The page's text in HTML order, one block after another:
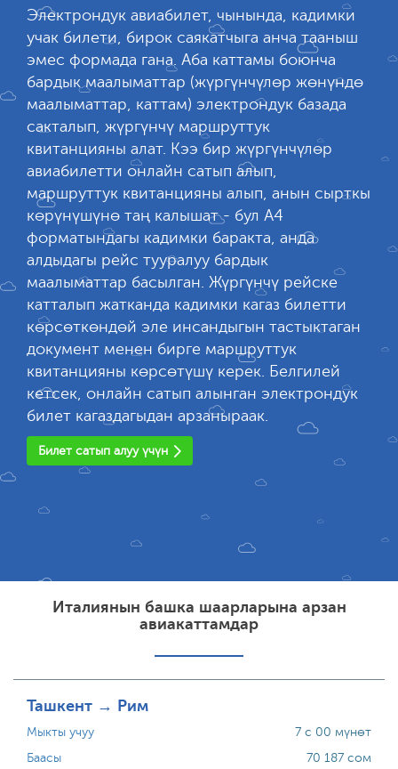
Электрондук авиабилет, чынында, кадимки
учак билети, бирок саякатчыга анча тааныш
эмес формада гана. Аба каттамы боюнча
бардык маалыматтар (жүргүнчүлөр жөнүндө
маалыматтар, каттам) электрондук базада
сакталып, жүргүнчү маршруттук
квитанцияны алат. Кээ бир жүргүнчүлөр
авиабилетти онлайн сатып алып,
маршруттук квитанцияны алып, анын сырткы
көрүнүшүнө таң калышат - бул А4
форматындагы кадимки баракта, анда
алдыдагы рейс тууралуу бардык
маалыматтар басылган. Жүргүнчү рейске
катталып жатканда кадимки кагаз билетти
көрсөткөндөй эле инсандыгын тастыктаган
документ менен бирге маршруттук
квитанцияны көрсөтүшү керек. Белгилей
кетсек, онлайн сатып алынган электрондук
билет кагаздагыдан арзаныраак.
Билет сатып алуу үчүн
Италиянын башка шаарларына арзан
авиакаттамдар
Ташкент → Рим
Мыкты учуу
Баасы
7 с 00 мүнөт
70 187 сом